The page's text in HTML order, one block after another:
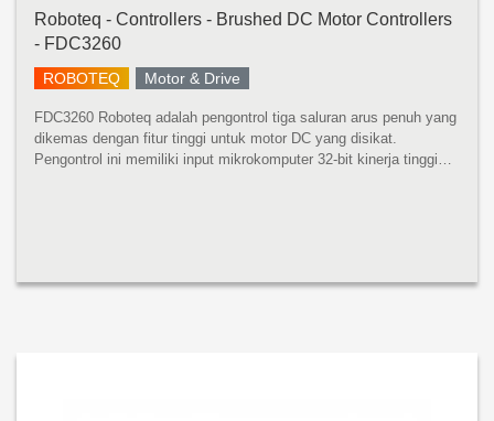
Roboteq - Controllers - Brushed DC Motor Controllers
- FDC3260
ROBOTEQ Motor & Drive
FDC3260 Roboteq adalah pengontrol tiga saluran arus penuh yang
dikemas dengan fitur tinggi untuk motor DC yang disikat.
Pengontrol ini memiliki input mikrokomputer 32-bit kinerja tinggi